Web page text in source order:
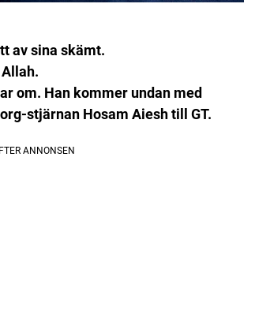
av sina skämt.
om. Han kommer undan med
stjärnan Hosam Aiesh till GT.